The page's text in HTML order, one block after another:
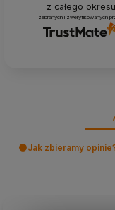
z całego okresu
zebranych i zweryfikowanych
Jak zbieramy